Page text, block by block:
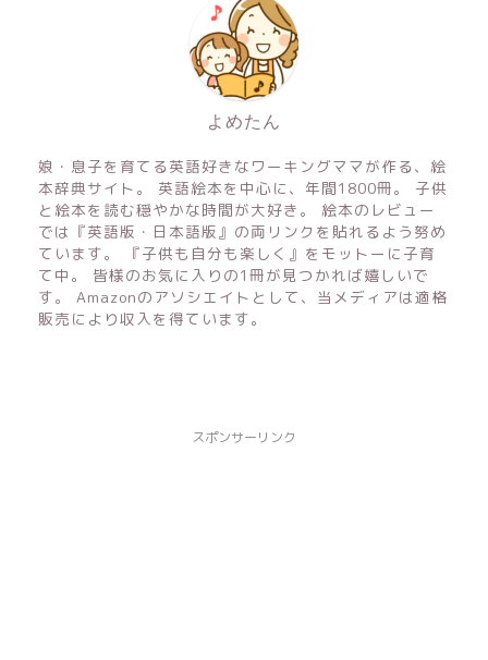
よめたん
娘・息子を育てる英語好きなワーキングママが作る、絵
本辞典サイト。 英語絵本を中心に、年間1800冊。 子供
と絵本を読む穏やかな時間が大好き。 絵本のレビュー
では『英語版・日本語版』の両リンクを貼れるよう努め
ています。 『子供も自分も楽しく』をモットーに子育
て中。 皆様のお気に入りの1冊が見つかれば嬉しいで
す。 Amazonのアソシエイトとして、当メディアは適格
販売により収入を得ています。
スポンサーリンク